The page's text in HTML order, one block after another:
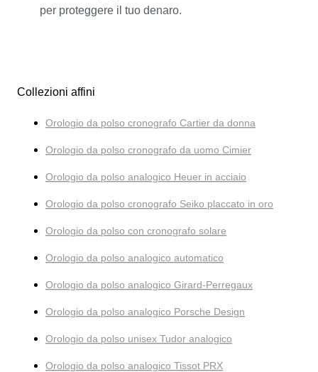
per proteggere il tuo denaro.
Collezioni affini
Orologio da polso cronografo Cartier da donna
Orologio da polso cronografo da uomo Cimier
Orologio da polso analogico Heuer in acciaio
Orologio da polso cronografo Seiko placcato in oro
Orologio da polso con cronografo solare
Orologio da polso analogico automatico
Orologio da polso analogico Girard-Perregaux
Orologio da polso analogico Porsche Design
Orologio da polso unisex Tudor analogico
Orologio da polso analogico Tissot PRX